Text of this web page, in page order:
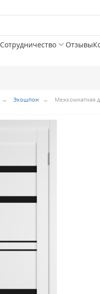
Сотрудничество Отзывы
Экошпон Межкомнатная